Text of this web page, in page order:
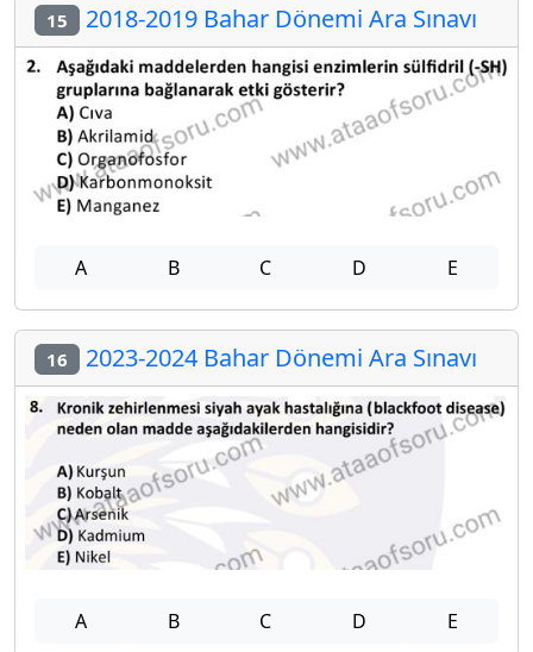
15 2018-2019 Bahar Dönemi Ara Sınavı
A B C D E
16 2023-2024 Bahar Dönemi Ara Sınavı
A B C D E